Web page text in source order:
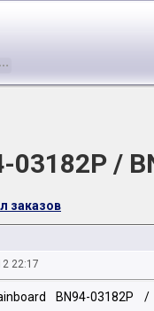
/
заказов
22:17
BN94-03182P